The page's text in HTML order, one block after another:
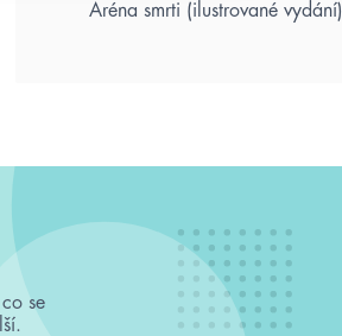
Aréna smrti (ilustrované vydání)
se